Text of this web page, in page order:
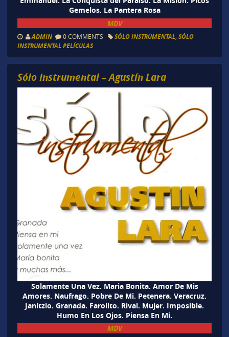
Gemelos. La Pantera Rosa
MDV
ADMIN 0 COMMENTS SÓLO INSTRUMENTAL, SÓLO
INSTRUMENTAL PELÍCULAS
Sólo Instrumental – Agustín Lara
Solamente Una Vez. Maria Bonita. Amor De Mis
Amores. Naufrago. Pobre De Mi. Petenera. Veracruz.
Janitzio. Granada. Farolito. Rival. Mujer. Imposible.
Humo En Los Ojos. Piensa En Mi.
MDV